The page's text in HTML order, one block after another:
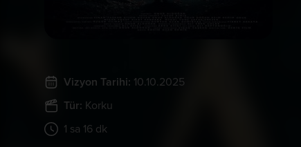
Vizyon Tarihi: 10.10.2025
Tür: Korku
1 sa 16 dk